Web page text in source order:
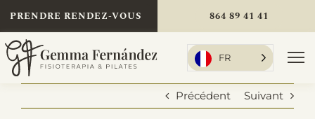
contenu
PRENDRE RENDEZ-VOUS 864 89 41 41
FR
la
Précédent Suivant